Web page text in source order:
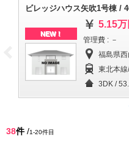
ビレッジハウス矢吹1号棟 /
NEW！
5.15万
管理費 : －
福島県
東北本線
3DK /
38件/1-20件目